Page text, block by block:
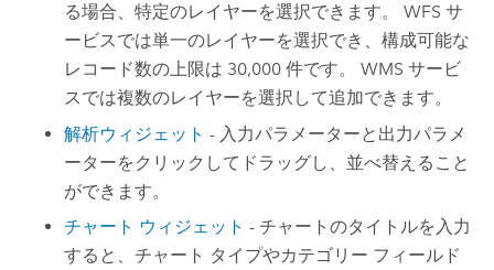
る場合、特定のレイヤーを選択できます。 WFS サ
ービスでは単一のレイヤーを選択でき、構成可能な
レコード数の上限は 30,000 件です。 WMS サービ
スでは複数のレイヤーを選択して追加できます。
解析ウィジェット - 入力パラメーターと出力パラメ
ーターをクリックしてドラッグし、並べ替えること
ができます。
チャート ウィジェット - チャートのタイトルを入力
すると、チャート タイプやカテゴリー フィールド